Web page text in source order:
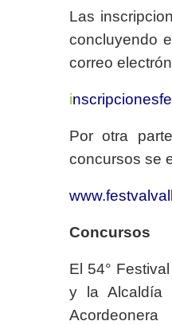
Las
concluyendo
correo
i
Por otra
concursos se
Concursos
El 54°
y la Alcaldía